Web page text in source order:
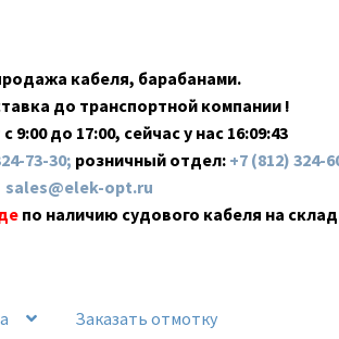
кабеля, барабанами.
до транспортной компании !
9:00 до 17:00, сейчас у нас16:09:44
73-30; розничный отдел: +7 (812) 324-
sales@elek-opt.ru
по наличию судового кабеля на
Заказать отмотку